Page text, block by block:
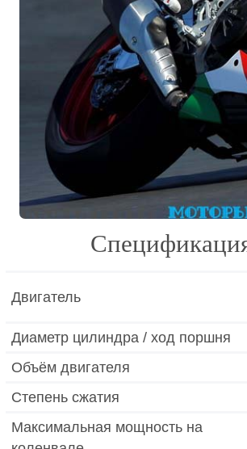
Двигатель
Диаметр цилиндра / ход поршня
Объём двигателя
Степень сжатия
Максимальная мощность на